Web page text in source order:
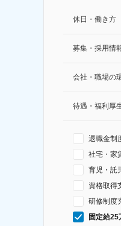
休日・働き方
募集・採用情
会社・職場の
待遇・福利厚
退職金制
社宅・家
育児・託
資格取得
研修制度
固定給25
株式会社ゲームフリーク
シリーズ開発企業◆書類作成・
350万円～500万円 ＜賃金形態＞ 月給制 ＜賃金内訳＞ 月額（基本給）：215,000円～307,000円 固定残業手当/月：76,700円～110,000円（固定残業時間45時間0分/月） 超過した時間外労働の残業手当は追加支給 ＜月給＞ 291,700円～417,000円（一律手当を含む） ＜昇給有無＞ 有 ＜残業手当＞ 有 ＜給与補足＞ ※経験・能力を考慮の上、年齢に関わりなく当社規定により優遇します。 賃金はあくまでも目安の金額であり、選考を通じて上下する可能性があります。 月給(月額)は固定手当を含めた表記です。
気になる